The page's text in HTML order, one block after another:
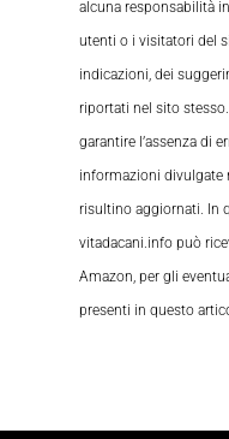
alcuna responsabilità
utenti o i visitatori del
indicazioni, dei
riportati nel sito
garantire l’assenza di
informazioni divulgate
risultino aggiornati. In
vitadacani.info può
Amazon, per gli
presenti in questo